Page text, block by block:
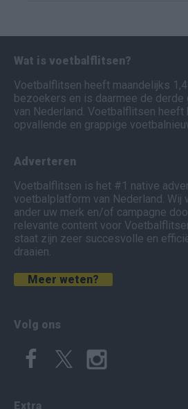
Wat is voetbalflitsen?
Voetbalflitsen heeft maandelijks
bezoekers en is daarmee de
van Nederland. Voetbalflitsen heeft
opvallende en grappige
Adverteren
Voetbalflitsen is het #1 native
voetbalplatform van Nederland. Wij
ander uw merk en/of campagne
relevante content voor
staat zijn zeer succesvolle en
draaien.
Meer weten?
Volg ons
Extra